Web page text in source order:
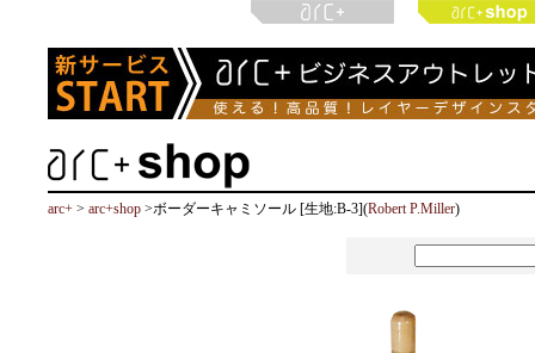
arc+ > arc+shop >ボーダーキャミソール [生地:B-3](Robert P.Miller)